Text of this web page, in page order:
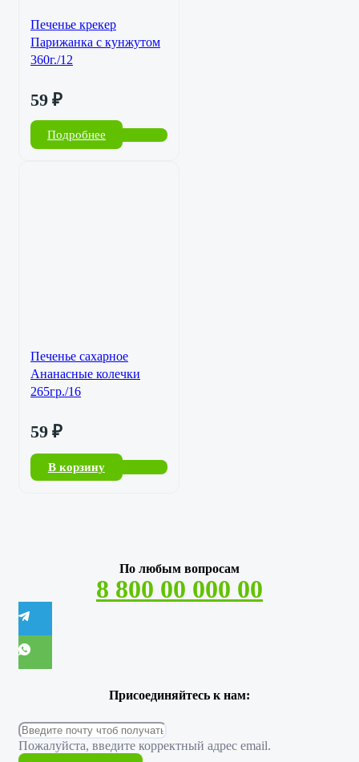
Печенье крекер
Парижанка с кунжутом
360г./12
59 ₽
Подробнее
Печенье сахарное
Ананасные колечки
265гр./16
59 ₽
В корзину
По любым вопросам
8 800 00 000 00
Присоединяйтесь к нам:
Пожалуйста, введите корректный адрес email.